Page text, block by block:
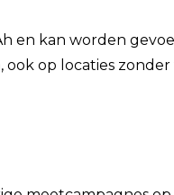
en kan worden
op locaties zonder